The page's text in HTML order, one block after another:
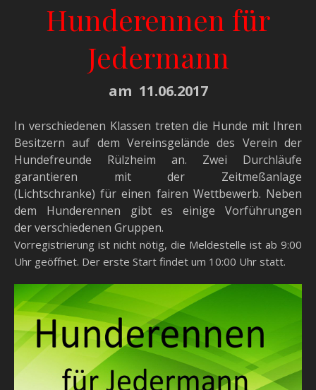
Hunderennen für
Jedermann
am 11.06.2017
In verschiedenen Klassen treten die Hunde mit Ihren
Besitzern auf dem Vereinsgelände des Verein der
Hundefreunde Rülzheim an. Zwei Durchläufe
garantieren mit der Zeitmeßanlage
(Lichtschranke)für einen fairen Wettbewerb. Neben
dem Hunderennen gibt es einige Vorführungen
der verschiedenen Gruppen.
Vorregistrierung ist nicht nötig, die Meldestelle ist ab 9:00
Uhr geöffnet. Der erste Start findet um 10:00 Uhr statt.